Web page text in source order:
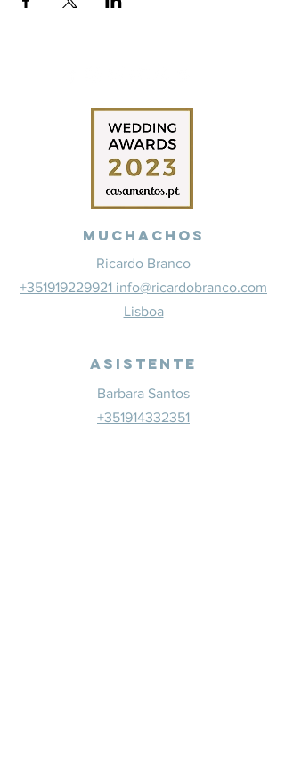
Muchachos
Ricardo Branco
+351919229921 info@ricardobranco.com
Lisboa
Asistente
Barbara Santos
+351914332351